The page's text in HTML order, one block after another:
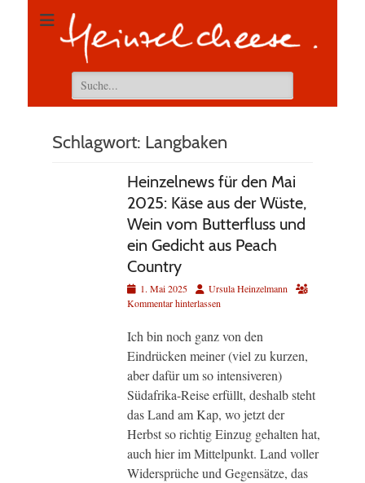
Suchen
nach:
Schlagwort: Langbaken
Heinzelnews für den Mai
2025: Käse aus der Wüste,
Wein vom Butterfluss und
ein Gedicht aus Peach
Country
Veröffentlicht
am
1. Mai 2025 AutorUrsula Heinzelmann
Kommentar hinterlassen
Ich bin noch ganz von den
Eindrücken meiner (viel zu kurzen,
aber dafür um so intensiveren)
Südafrika-Reise erfüllt, deshalb steht
das Land am Kap, wo jetzt der
Herbst so richtig Einzug gehalten hat,
auch hier im Mittelpunkt. Land voller
Widersprüche und Gegensätze, das